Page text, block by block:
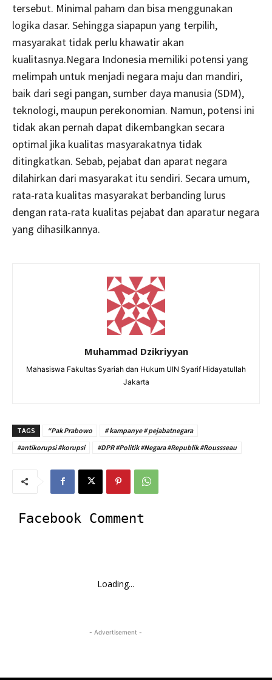
tersebut. Minimal paham dan bisa menggunakan
logika dasar. Sehingga siapapun yang terpilih,
masyarakat tidak perlu khawatir akan
kualitasnya.Negara Indonesia memiliki potensi yang
melimpah untuk menjadi negara maju dan mandiri,
baik dari segi pangan, sumber daya manusia (SDM),
teknologi, maupun perekonomian. Namun, potensi ini
tidak akan pernah dapat dikembangkan secara
optimal jika kualitas masyarakatnya tidak
ditingkatkan. Sebab, pejabat dan aparat negara
dilahirkan dari masyarakat itu sendiri. Secara umum,
rata-rata kualitas masyarakat berbanding lurus
dengan rata-rata kualitas pejabat dan aparatur negara
yang dihasilkannya.
Muhammad Dzikriyyan
Mahasiswa Fakultas Syariah dan Hukum UIN Syarif Hidayatullah
Jakarta
TAGS “Pak Prabowo
# kampanye # pejabatnegara
#antikorupsi #korupsi
#DPR #Politik #Negara #Republik #Roussseau
Facebook Comment
Loading...
- Advertisement -